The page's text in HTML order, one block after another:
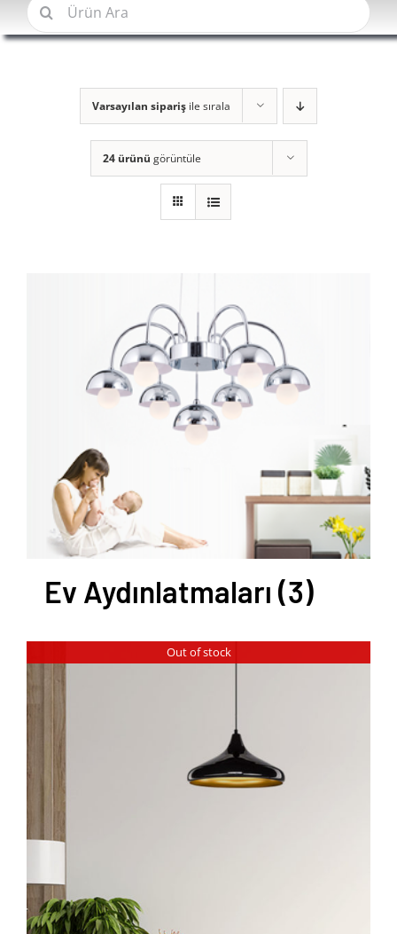
ara:
Varsayılan sipariş ile sırala
24 ürünü görüntüle
Ev Aydınlatmaları (3)
Out of stock